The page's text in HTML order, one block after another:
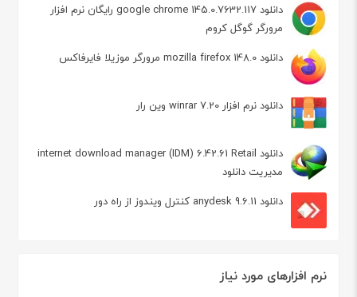
دانلود google chrome 145.0.7632.117 رایگان نرم افزار
مرورگر گوگل کروم
دانلود mozilla firefox 148.0 مرورگر موزیلا فایرفاکس
دانلود نرم افزار winrar 7.20 وین رار
دانلود internet download manager (IDM) 6.42.61 Retail
مدیریت دانلود
دانلود anydesk 9.6.11 کنترل ویندوز از راه دور
نرم افزارهای مورد نیاز